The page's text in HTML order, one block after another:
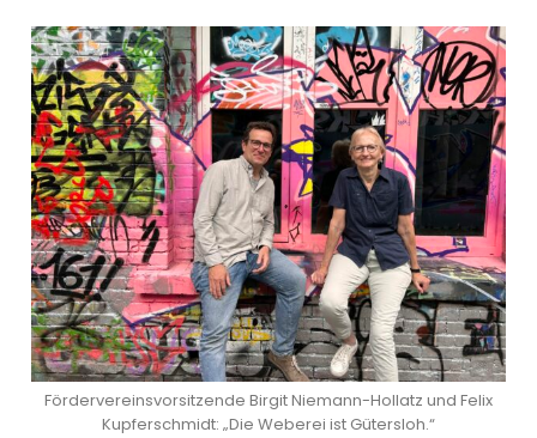
Fördervereinsvorsitzende Birgit Niemann-Hollatz und Felix
Kupferschmidt: „Die Weberei ist Gütersloh.“